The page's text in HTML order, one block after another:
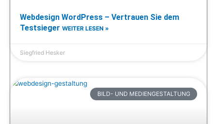
Webdesign WordPress – Vertrauen Sie dem
Testsieger WEITER LESEN »
Siegfried Hesker
BILD- UND MEDIENGESTALTUNG